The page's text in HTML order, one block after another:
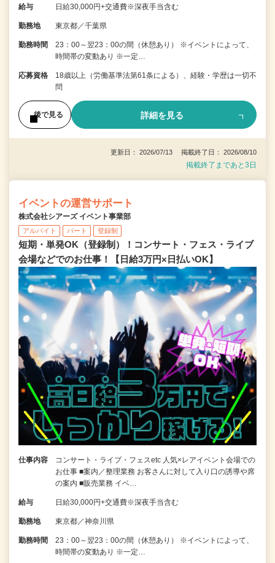
給与 日給30,000円+交通費※深夜手当含む
勤務地 東京都／千葉県
勤務時間
23：00～翌23：00の間（休憩あり） ※イベントによって、
時間帯の変動あり ※一定…
応募資格
18歳以上（労働基準法第61条による）、経験・学歴は一切不
問
後で見る 詳細を見る
更新日： 2026/07/13 掲載終了日： 2026/08/10
掲載終了まであと3日
イベントの運営サポート
株式会社シアーズ イベント事業部
アルバイト パート 登録制
短期・単発OK（登録制）！コンサート・フェス・ライブ
会場などでのお仕事！【日給3万円×日払いOK】
仕事内容
コンサート・ライブ・フェスetc 人気×レアイベント会場での
お仕事 ■案内／整理業務 お客さんに対して入り口の誘導や席
の案内 ■販売業務 イベ…
給与 日給30,000円+交通費※深夜手当含む
勤務地 東京都／神奈川県
勤務時間
23：00～翌23：00の間（休憩あり） ※イベントによって、
時間帯の変動あり ※一定…